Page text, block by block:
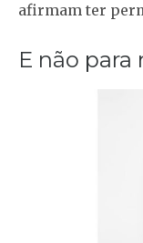
afirmam ter
E não para